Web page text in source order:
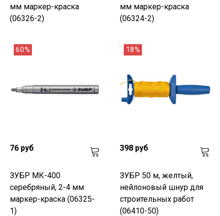
мм маркер-краска
(06326-2)
мм маркер-краска
(06324-2)
60%
76 руб
ЗУБР МК-400
серебряный, 2-4 мм
маркер-краска (06325-
1)
18%
398 руб
ЗУБР 50 м, желтый,
нейлоновый шнур для
строительных работ
(06410-50)